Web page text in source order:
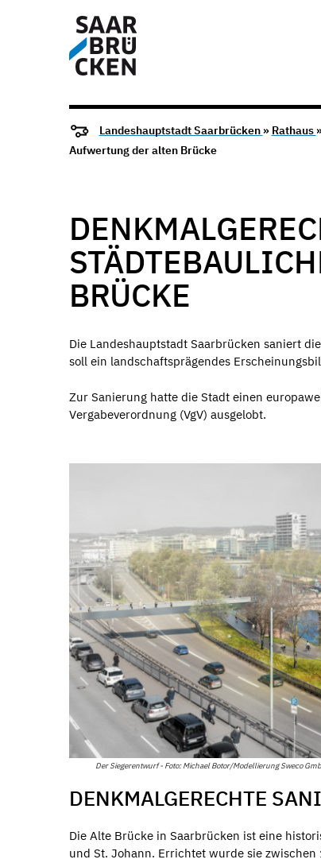
Landeshauptstadt Saarbrücken » Rathaus
Aufwertung der alten Brücke
BRÜCKE
Die Landeshauptstadt Saarbrücken saniert
soll ein landschaftsprägendes
Zur Sanierung hatte die Stadt einen
Vergabeverordnung (VgV) ausgelobt.
Der Siegerentwurf - Foto: Michael Botor/Modellierung Sweco
DENKMALGERECHTE
Die Alte Brücke in Saarbrücken ist eine
und St. Johann. Errichtet wurde sie